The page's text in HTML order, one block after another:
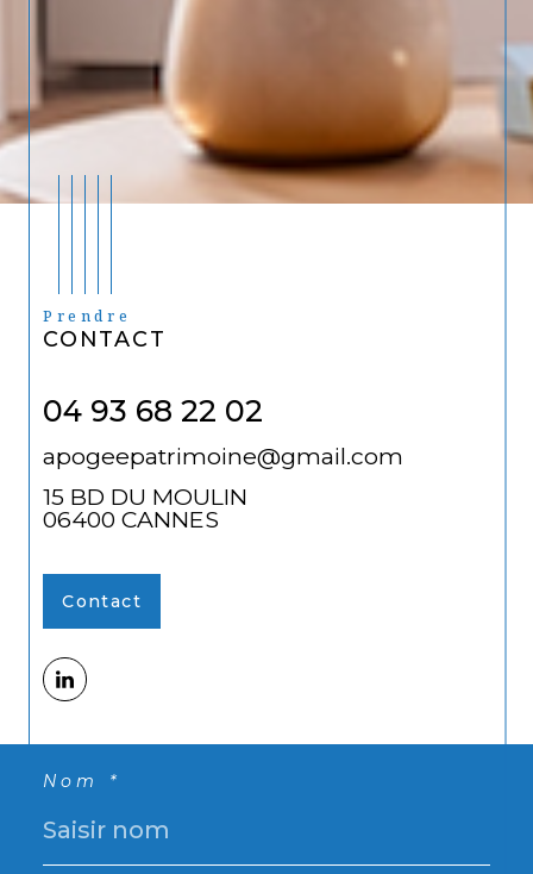
Nom *
Prendre
CONTACT
04 93 68 22 02
apogeepatrimoine@gmail.com
15 BD DU MOULIN
06400 CANNES
Contact